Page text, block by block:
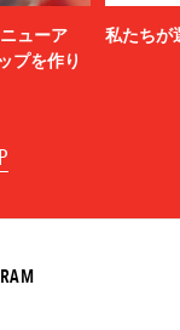
ューア
プを作り
私たちが